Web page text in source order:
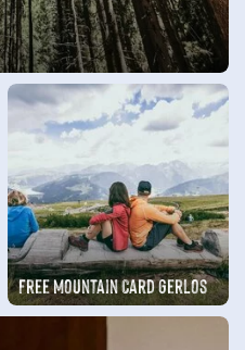
Free Mountain Card Gerlos